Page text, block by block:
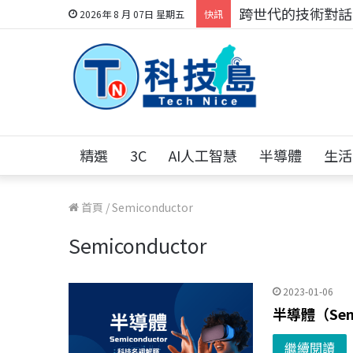
2026年 8 月 07日 星期五 快訊 跨世代的技術對
精選 3C AI人工智慧 半導體 生活
首頁 /Semiconductor
Semiconductor
2023-01-06
半導體（
繼續閱讀